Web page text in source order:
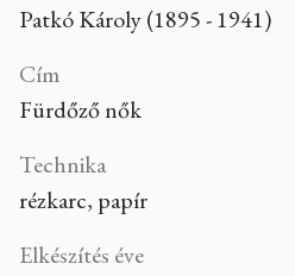
Patkó Károly (1895 - 1941)
Cím
Fürdőző nők
Technika
rézkarc, papír
Elkészítés éve